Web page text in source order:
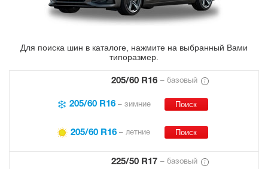
Для поиска шин в каталоге, нажмите на выбранный Вами
типоразмер.
205/60 R16 – базовый
205/60 R16 – зимние
205/60 R16– летние
225/50 R17 – базовый